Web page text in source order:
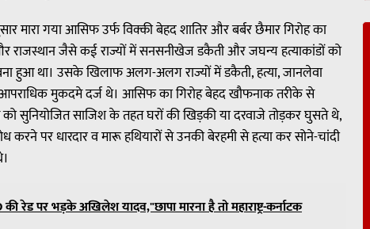
मारा गया आसिफ उर्फ विक्की बेहद शातिर और बर्बर छैमार गिरोह का
राजस्थान जैसे कई राज्यों में सनसनीखेज डकैती और जघन्य हत्याकांडों को
हुआ था। उसके खिलाफ अलग-अलग राज्यों में डकैती, हत्या, जानलेवा
मुकदमे दर्ज थे। आसिफ का गिरोह बेहद खौफनाक तरीके से
को सुनियोजित साजिश के तहत घरों की खिड़की या दरवाजे तोड़कर घुसते थे,
पर धारदार व मारू हथियारों से उनकी बेरहमी से हत्या कर सोने-चांदी
की रेड पर भड़के अखिलेश यादव,"छापा मारना है तो महाराष्ट्र-कर्नाटक